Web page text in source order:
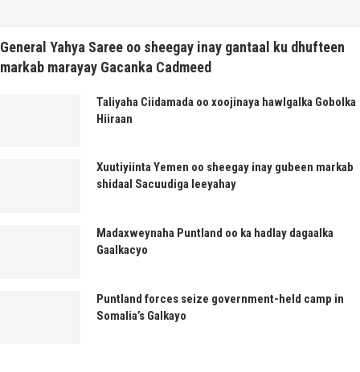
General Yahya Saree oo sheegay inay gantaal ku dhufteen
markab marayay Gacanka Cadmeed
Taliyaha Ciidamada oo xoojinaya hawlgalka Gobolka
Hiiraan
Xuutiyiinta Yemen oo sheegay inay gubeen markab
shidaal Sacuudiga leeyahay
Madaxweynaha Puntland oo ka hadlay dagaalka
Gaalkacyo
Puntland forces seize government-held camp in
Somalia’s Galkayo